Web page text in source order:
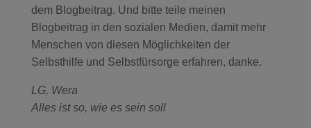
dem Blogbeitrag. Und bitte teile meinen
Blogbeitrag in den sozialen Medien, damit mehr
Menschen von diesen Möglichkeiten der
Selbsthilfe und Selbstfürsorge erfahren, danke.
LG, Wera
Alles ist so, wie es sein soll